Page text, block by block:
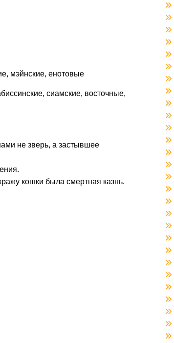
мэйнские, енотовые
сиамские, восточные,
не зверь, а застывшее
кошки была смертная казнь.